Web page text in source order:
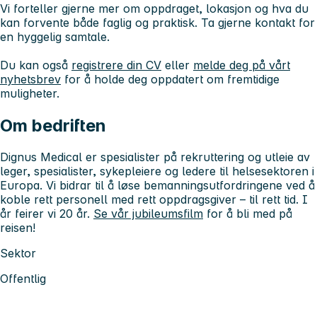
Vi forteller gjerne mer om oppdraget, lokasjon og hva du
kan forvente både faglig og praktisk. Ta gjerne kontakt for
en hyggelig samtale.
Du kan også registrere din CV eller melde deg på vårt
nyhetsbrev for å holde deg oppdatert om fremtidige
muligheter.
Om bedriften
Dignus Medical er spesialister på rekruttering og utleie av
leger, spesialister, sykepleiere og ledere til helsesektoren i
Europa. Vi bidrar til å løse bemanningsutfordringene ved å
koble rett personell med rett oppdragsgiver – til rett tid. I
år feirer vi 20 år. Se vår jubileumsfilm for å bli med på
reisen!
Sektor
Offentlig